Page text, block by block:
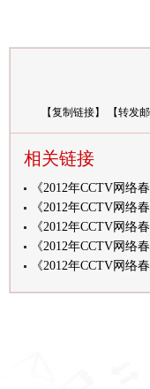
【复制链接】 【转发
相关链接
《2012年CCTV网络
《2012年CCTV网络
《2012年CCTV网络
《2012年CCTV网络
《2012年CCTV网络